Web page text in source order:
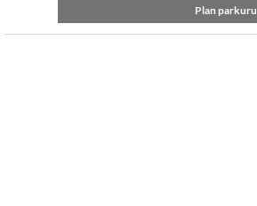
Plan parkuru